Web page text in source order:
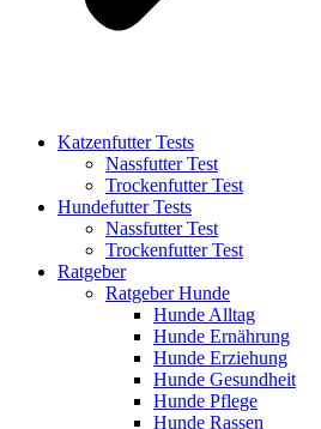
Katzenfutter Tests
Nassfutter Test
Trockenfutter Test
Hundefutter Tests
Nassfutter Test
Trockenfutter Test
Ratgeber
Ratgeber Hunde
Hunde Alltag
Hunde Ernährung
Hunde Erziehung
Hunde Gesundheit
Hunde Pflege
Hunde Rassen